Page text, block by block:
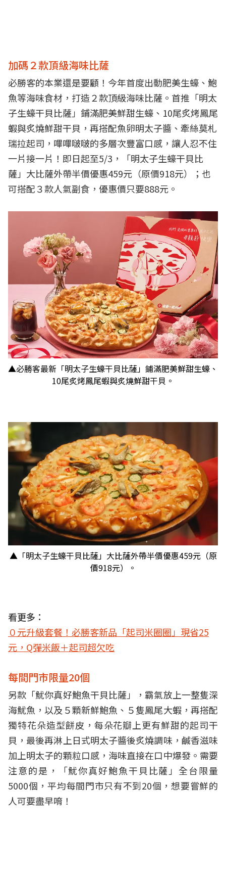
加碼２款頂級海味比薩
必勝客的本業還是要顧！今年首度出動肥美生蠔、鮑
魚等海味食材，打造２款頂級海味比薩。首推「明太
子生蠔干貝比薩」鋪滿肥美鮮甜生蠔、10尾炙烤鳳尾
蝦與炙燒鮮甜干貝，再搭配魚卵明太子醬、牽絲莫札
瑞拉起司，嗶嗶啵啵的多層次豐富口感，讓人忍不住
一片接一片！即日起至5/3，「明太子生蠔干貝比
薩」大比薩外帶半價優惠459元（原價918元）；也
可搭配３款人氣副食，優惠價只要888元。
▲必勝客最新「明太子生蠔干貝比薩」鋪滿肥美鮮甜生蠔、
10尾炙烤鳳尾蝦與炙燒鮮甜干貝。
▲「明太子生蠔干貝比薩」大比薩外帶半價優惠459元（原
價918元）。
看更多：
０元升級套餐！必勝客新品「起司米圈圈」現省25
元，Q彈米飯＋起司超欠吃
每間門市限量20個
另款「魷你真好鮑魚干貝比薩」，霸氣放上一整隻深
海魷魚，以及５顆新鮮鮑魚、５隻鳳尾大蝦，再搭配
獨特花朵造型餅皮，每朵花瓣上更有鮮甜的起司干
貝，最後再淋上日式明太子醬後炙燒調味，鹹香滋味
加上明太子的顆粒口感，海味直接在口中爆發。需要
注意的是，「魷你真好鮑魚干貝比薩」全台限量
5000個，平均每間門市只有不到20個，想要嘗鮮的
人可要盡早唷！